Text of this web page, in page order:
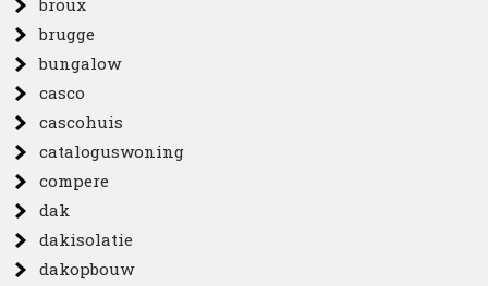
broux
brugge
bungalow
casco
cascohuis
cataloguswoning
compere
dak
dakisolatie
dakopbouw